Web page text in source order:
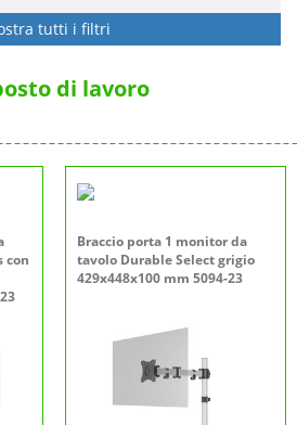
tutti i filtri
di lavoro
con
Braccio porta 1 monitor da
tavolo Durable Select grigio
429x448x100 mm 5094-23